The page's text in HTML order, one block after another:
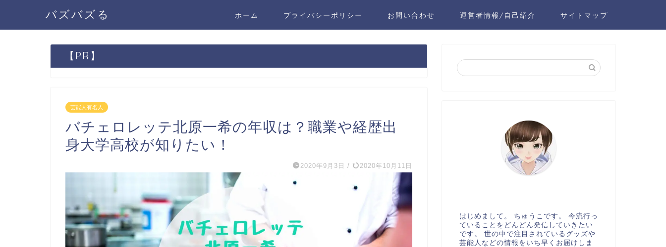
バズバズる ホーム プライバシーポリシー お問い合わせ 運営者情報/自己紹介 サイトマップ
【PR】
芸能人有名人
バチェロレッテ北原一希の年収は？職業や経歴出
身大学高校が知りたい！
2020年9月3日 / 2020年10月11日
はじめまして。 ちゅうこです。 今流行っ
ていることをどんどん発信していきたい
です。 世の中で注目されているグッズや
芸能人などの情報をいち早くお届けしま